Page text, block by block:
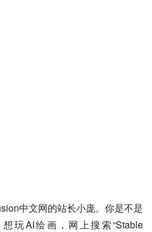
中文网的站长小庞。你是不是
玩AI绘画，网上搜索“Stable